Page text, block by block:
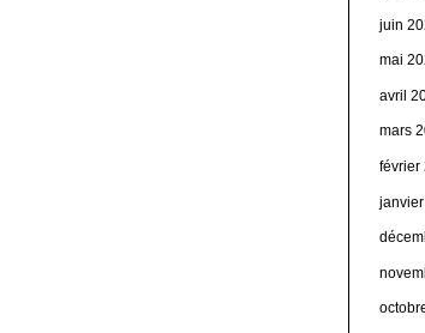
juin
mai
avril
mars
février